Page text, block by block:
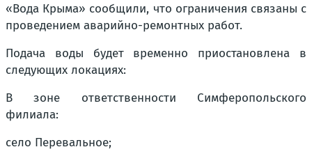
«Вода Крыма» сообщили, что ограничения связаны с
проведением аварийно-ремонтных работ.
Подача воды будет временно приостановлена в
следующих локациях:
В зоне ответственности Симферопольского
филиала:
село Перевальное;